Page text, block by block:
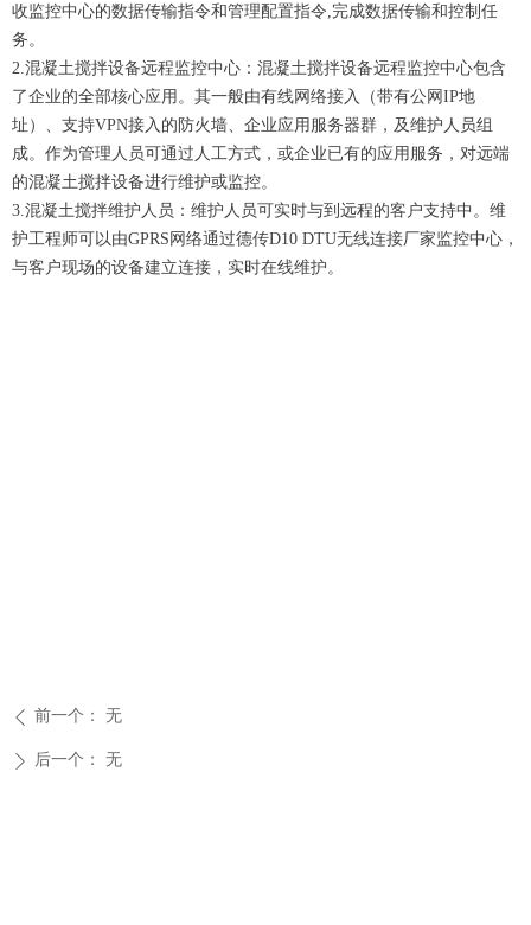
收监控中心的数据传输指令和管理配置指令,完成数据传输和控制任
务。
2.混凝土搅拌设备远程监控中心：混凝土搅拌设备远程监控中心包含
了企业的全部核心应用。其一般由有线网络接入（带有公网IP地
址）、支持VPN接入的防火墙、企业应用服务器群，及维护人员组
成。作为管理人员可通过人工方式，或企业已有的应用服务，对远端
的混凝土搅拌设备进行维护或监控。
3.混凝土搅拌维护人员：维护人员可实时与到远程的客户支持中。维
护工程师可以由GPRS网络通过德传D10 DTU无线连接厂家监控中心，
与客户现场的设备建立连接，实时在线维护。
ꄴ 前一个： 无
ꄲ 后一个： 无